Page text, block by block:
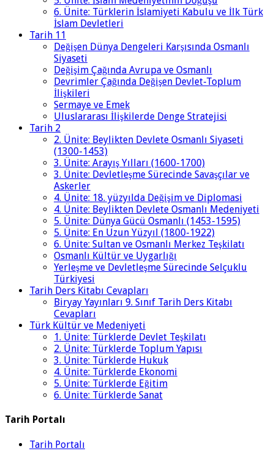
6. Ünite: Türklerin İslamiyeti Kabulu ve İlk Türk
İslam Devletleri
Tarih 11
Değişen Dünya Dengeleri Karşısında Osmanlı
Siyaseti
Değişim Çağında Avrupa ve Osmanlı
Devrimler Çağında Değişen Devlet-Toplum
İlişkileri
Sermaye ve Emek
Uluslararası İlişkilerde Denge Stratejisi
Tarih 2
2. Ünite: Beylikten Devlete Osmanlı Siyaseti
(1300-1453)
3. Ünite: Arayış Yılları (1600-1700)
3. Ünite: Devletleşme Sürecinde Savaşçılar ve
Askerler
4. Ünite: 18. yüzyılda Değişim ve Diplomasi
4. Ünite: Beylikten Devlete Osmanlı Medeniyeti
5. Ünite: Dünya Gücü Osmanlı (1453-1595)
5. Ünite: En Uzun Yüzyıl (1800-1922)
6. Ünite: Sultan ve Osmanlı Merkez Teşkilatı
Osmanlı Kültür ve Uygarlığı
Yerleşme ve Devletleşme Sürecinde Selçuklu
Türkiyesi
Tarih Ders Kitabı Cevapları
Biryay Yayınları 9. Sınıf Tarih Ders Kitabı
Cevapları
Türk Kültür ve Medeniyeti
1. Ünite: Türklerde Devlet Teşkilatı
2. Ünite: Türklerde Toplum Yapısı
3. Ünite: Türklerde Hukuk
4. Ünite: Türklerde Ekonomi
5. Ünite: Türklerde Eğitim
6. Ünite: Türklerde Sanat
Tarih Portalı
Tarih Portalı